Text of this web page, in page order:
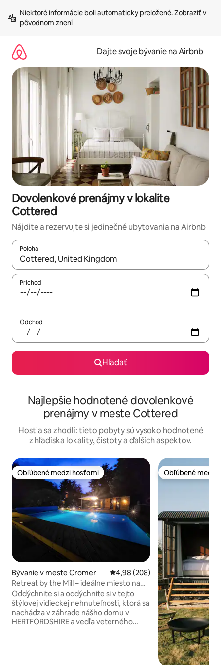
obsah.
Niektoré informácie boli automaticky preložené. Zobraziť v
pôvodnom znení
Dajte svoje bývanie na Airbnb
Dovolenkové prenájmy v lokalite
Cottered
Nájdite a rezervujte si jedinečné ubytovania na Airbnb
Poloha
Keď budú výsledky k dispozícii, môžete si ich prechádzať
Príchod
Odchod
Hľadať
Najlepšie hodnotené dovolenkové
prenájmy v meste Cottered
Hostia sa zhodli: tieto pobyty sú vysoko hodnotené
z hľadiska lokality, čistoty a ďalších aspektov.
Obľúbené medzi hosťami
Obľúbené medzi hosťami
Bývanie v meste Cromer Priemerné ohodnotenie 4,98 z
4,98 (208)
Retreat by the Mill – ideálne miesto na
relaxačný pobyt
Oddýchnite si a oddýchnite si v tejto
štýlovej vidieckej nehnuteľnosti, ktorá sa
nachádza v záhrade nášho domu v
HERTFORDSHIRE a vedľa veterného
Obľúbené medzi
Obľúbené medzi